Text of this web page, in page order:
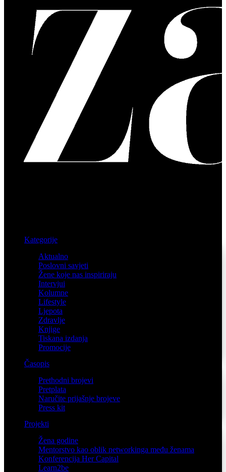
Kategorije
Aktualno
Poslovni savjeti
Žene koje nas inspiriraju
Intervjui
Kolumne
Lifestyle
Ljepota
Zdravlje
Knjige
Tiskana izdanja
Promocije
Časopis
Prethodni brojevi
Pretplata
Naručite prijašnje brojeve
Press kit
Projekti
Žena godine
Mentorstvo kao oblik networkinga među ženama
Konferencija Her Capital
Learn2be